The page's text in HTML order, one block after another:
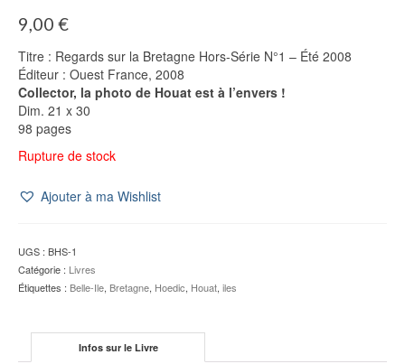
9,00 €
Titre : Regards sur la Bretagne Hors-Série N°1 – Été 2008
Éditeur : Ouest France, 2008
Collector, la photo de Houat est à l’envers !
Dim. 21 x 30
98 pages
Rupture de stock
Ajouter à ma Wishlist
UGS : BHS-1
Catégorie : Livres
Étiquettes : Belle-Ile, Bretagne, Hoedic, Houat, iles
Infos sur le Livre